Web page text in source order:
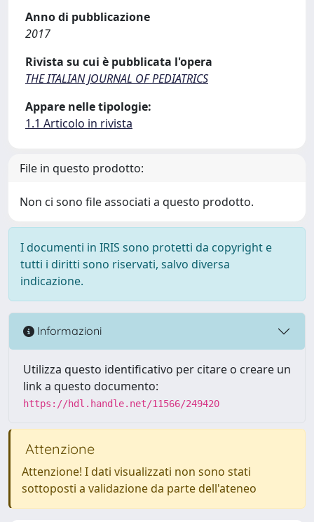
Anno di pubblicazione
2017
Rivista su cui è pubblicata l'opera
THE ITALIAN JOURNAL OF PEDIATRICS
Appare nelle tipologie:
1.1 Articolo in rivista
File in questo prodotto:
Non ci sono file associati a questo prodotto.
I documenti in IRIS sono protetti da copyright e
tutti i diritti sono riservati, salvo diversa
indicazione.
Informazioni
Utilizza questo identificativo per citare o creare un
link a questo documento:
https://hdl.handle.net/11566/249420
Attenzione
Attenzione! I dati visualizzati non sono stati
sottoposti a validazione da parte dell'ateneo